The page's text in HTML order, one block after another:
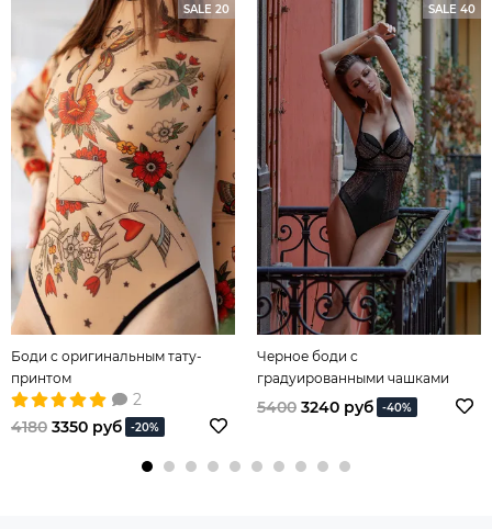
SALE 20
Боди с оригинальным тату-
принтом
2
4180 3350 руб -20%
SALE 40
Черное боди с
градуированными чашками
пуш-ап
5400 3240 руб -40%